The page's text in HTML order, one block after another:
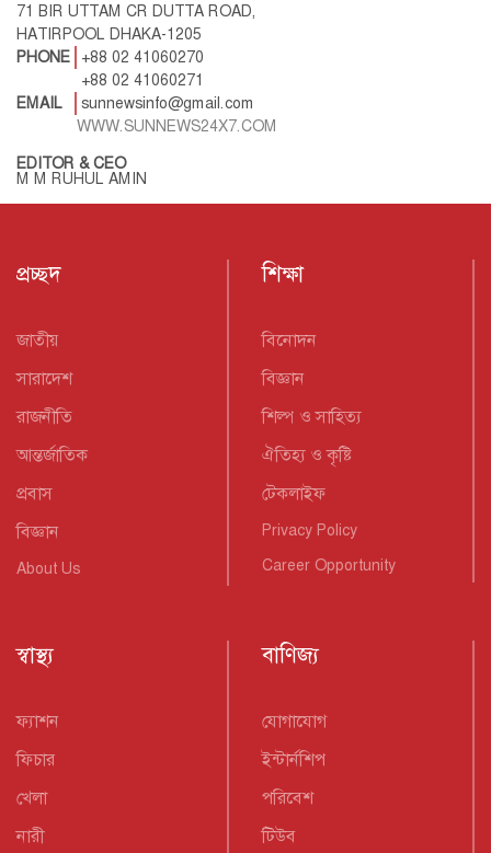
71 BIR UTTAM CR DUTTA ROAD,
HATIRPOOL DHAKA-1205
PHONE
+88 02 41060270
+88 02 41060271
EMAIL
sunnewsinfo@gmail.com
WWW.SUNNEWS24X7.COM
EDITOR & CEO
M M RUHUL AMIN
প্রচ্ছদ
জাতীয়
সারাদেশ
রাজনীতি
আন্তর্জাতিক
প্রবাস
বিজ্ঞান
About Us
শিক্ষা
বিনোদন
বিজ্ঞান
শিল্প ও সাহিত্য
ঐতিহ্য ও কৃষ্টি
টেকলাইফ
Privacy Policy
Career Opportunity
স্বাস্থ্য
ফ্যাশন
ফিচার
খেলা
নারী
বাণিজ্য
যোগাযোগ
ইন্টার্নশিপ
পরিবেশ
টিউব